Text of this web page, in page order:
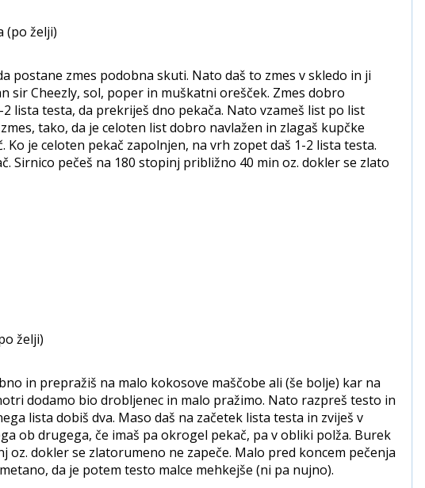
(po želji)
postane zmes podobna skuti. Nato daš to zmes v skledo in ji
sir Cheezly, sol, poper in muškatni orešček. Zmes dobro
lista testa, da prekriješ dno pekača. Nato vzameš list po list
tako, da je celoten list dobro navlažen in zlagaš kupčke
Ko je celoten pekač zapolnjen, na vrh zopet daš 1-2 lista testa.
Sirnico pečeš na 180 stopinj približno 40 min oz. dokler se zlato
želji)
in prepražiš na malo kokosove maščobe ali (še bolje) kar na
dodamo bio drobljenec in malo pražimo. Nato razpreš testo in
lista dobiš dva. Maso daš na začetek lista testa in zviješ v
ob drugega, če imaš pa okrogel pekač, pa v obliki polža. Burek
oz. dokler se zlatorumeno ne zapeče. Malo pred koncem pečenja
da je potem testo malce mehkejše (ni pa nujno).